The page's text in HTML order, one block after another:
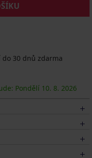
do 30 dnů zdarma
Pondělí 10. 8. 2026